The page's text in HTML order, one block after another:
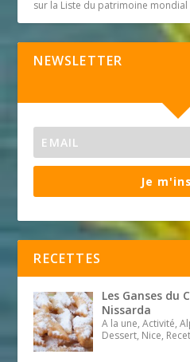
sur la Liste du patrimoine mondial
NEWSLETTER
Je
RECETTES
Les Ganses du
Nissarda
A la une, Activité,
Dessert, Nice,